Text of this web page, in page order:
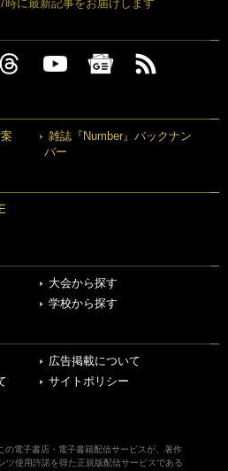
時に最新記事をお届けします
雑誌『Number』バックナン
バー
大会から探す
学校から探す
広告掲載について
サイトポリシー
の電子書店・電子書籍配信サービスが、著作
ツ使用許諾を得た正規版配信サービスである